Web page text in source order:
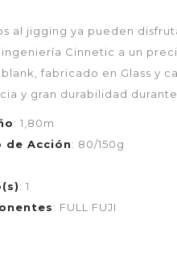
al jigging ya pueden
ingeniería Cinnetic a un
fabricado en Glass y
y gran durabilidad
: 1,80m
de Acción: 80/150g
: 1
: FULL FUJI